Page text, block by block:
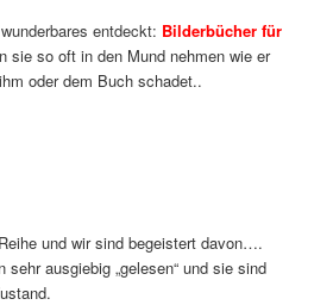
entdeckt: Bilderbücher für
sie so oft in den Mund nehmen wie er
oder dem Buch schadet..
und wir sind begeistert davon….
sehr ausgiebig „gelesen“ und sie sind